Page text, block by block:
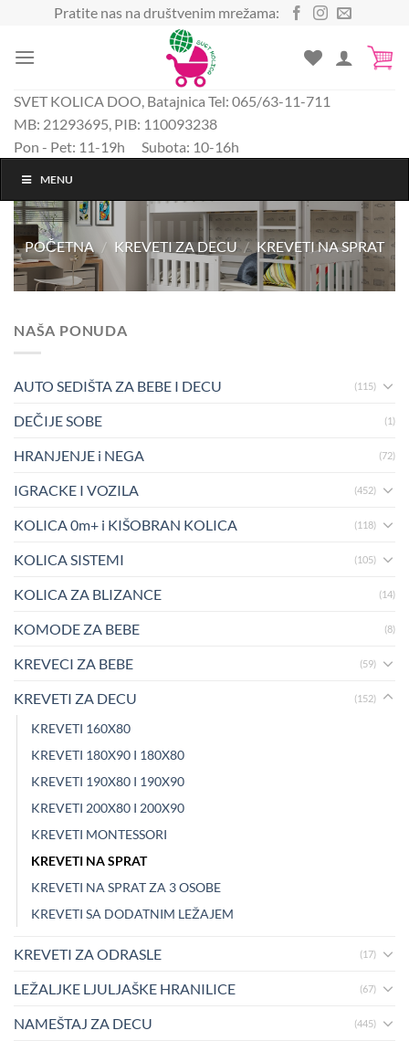
sadržaj
Pratite nas na društvenim mrežama:
SVET KOLICA DOO, Batajnica Tel: 065/63-11-711
MB: 21293695, PIB: 110093238
Pon - Pet: 11-19h Subota: 10-16h
MENU
POČETNA / KREVETI ZA DECU / KREVETI NA SPRAT
NAŠA PONUDA
AUTO SEDIŠTA ZA BEBE I DECU (115)
DEČIJE SOBE (1)
HRANJENJE i NEGA (72)
IGRACKE I VOZILA (452)
KOLICA 0m+ i KIŠOBRAN KOLICA (118)
KOLICA SISTEMI (105)
KOLICA ZA BLIZANCE (14)
KOMODE ZA BEBE (8)
KREVECI ZA BEBE (59)
KREVETI ZA DECU (152)
KREVETI 160X80
KREVETI 180X90 I 180X80
KREVETI 190X80 I 190X90
KREVETI 200X80 I 200X90
KREVETI MONTESSORI
KREVETI NA SPRAT
KREVETI NA SPRAT ZA 3 OSOBE
KREVETI SA DODATNIM LEŽAJEM
KREVETI ZA ODRASLE (17)
LEŽALJKE LJULJAŠKE HRANILICE (67)
NAMEŠTAJ ZA DECU (445)